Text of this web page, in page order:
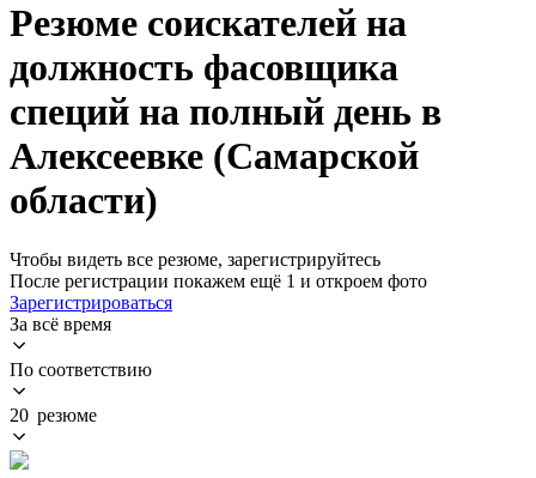
Резюме соискателей на
должность фасовщика
специй на полный день в
Алексеевке (Самарской
области)
Чтобы видеть все резюме, зарегистрируйтесь
После регистрации покажем ещё 1 и откроем фото
Зарегистрироваться
За всё время
По соответствию
20 резюме